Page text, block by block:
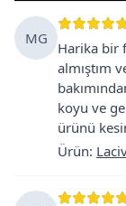
MG
Harika bir
almıştım
koyu ve
ürünü
Ürün: